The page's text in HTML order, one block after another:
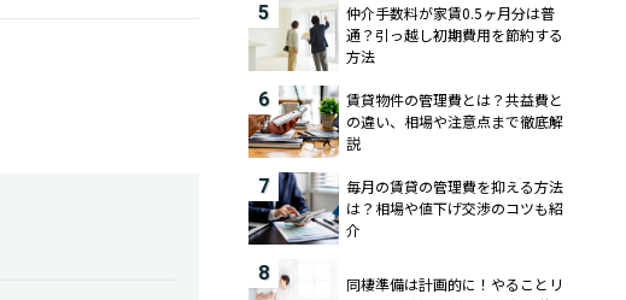
5
仲介手数料が家賃0.5ヶ月分は普
通？引っ越し初期費用を節約する
方法
6
賃貸物件の管理費とは？共益費と
の違い、相場や注意点まで徹底解
説
7
毎月の賃貸の管理費を抑える方法
は？相場や値下げ交渉のコツも紹
介
8
同棲準備は計画的に！やることリ